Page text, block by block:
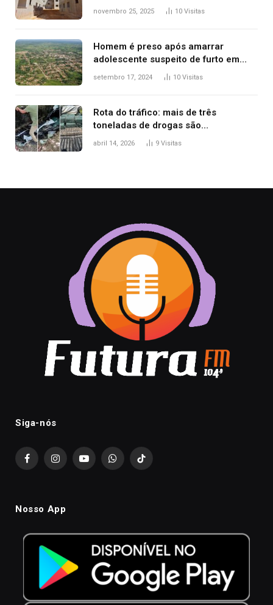
seleção de famílias no Minha Casa,
novembro 25, 2025 10 Visitas
Homem é preso após amarrar
adolescente suspeito de furto em
estaca de cerca e agredi-lo
setembro 17, 2024 10 Visitas
Rota do tráfico: mais de três
toneladas de drogas são
apreendidas no TO em três meses
abril 14, 2026 9 Visitas
Siga-nós
FacebookInstagramYouTubeWhatsAppTikTok
Nosso App